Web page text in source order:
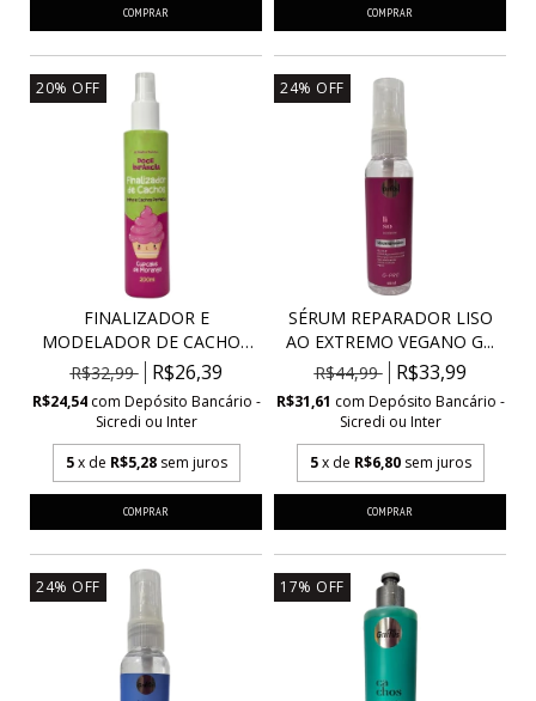
20% OFF
FINALIZADOR E
MODELADOR DE CACHOS
CUPCAK...
R$32,99 R$26,39
R$24,54 com Depósito Bancário -
Sicredi ou Inter
5 x de R$5,28 sem juros
24% OFF
SÉRUM REPARADOR LISO
AO EXTREMO VEGANO G...
R$44,99
R$33,99
R$31,61 com Depósito Bancário -
Sicredi ou Inter
5 x de R$6,80 sem juros
24% OFF 17% OFF